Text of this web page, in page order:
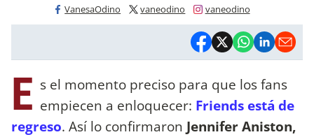
VanesaOdino vaneodino vaneodino
E s el momento preciso para que los fans
empiecen a enloquecer: Friends está de
regreso. Así lo confirmaron Jennifer Aniston,